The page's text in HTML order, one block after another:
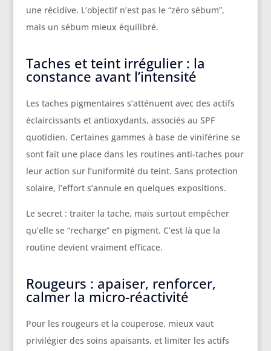
une récidive. L’objectif n’est pas le “zéro sébum”,
mais un sébum mieux équilibré.
Taches et teint irrégulier : la
constance avant l’intensité
Les taches pigmentaires s’atténuent avec des actifs
éclaircissants et antioxydants, associés au SPF
quotidien. Certaines gammes à base de viniférine se
sont fait une place dans les routines anti-taches pour
leur action sur l’uniformité du teint. Sans protection
solaire, l’effort s’annule en quelques expositions.
Le secret : traiter la tache, mais surtout empêcher
qu’elle se “recharge” en pigment. C’est là que la
routine devient vraiment efficace.
Rougeurs : apaiser, renforcer,
calmer la micro-réactivité
Pour les rougeurs et la couperose, mieux vaut
privilégier des soins apaisants, et limiter les actifs